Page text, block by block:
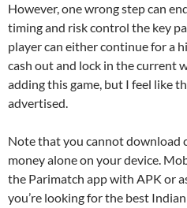
However, one wrong step can
timing and risk control the key
player can either continue for a
cash out and lock in the current
adding this game, but I feel like
advertised.
Note that you cannot download
money alone on your device.
the Parimatch app with APK or
you’re looking for the best